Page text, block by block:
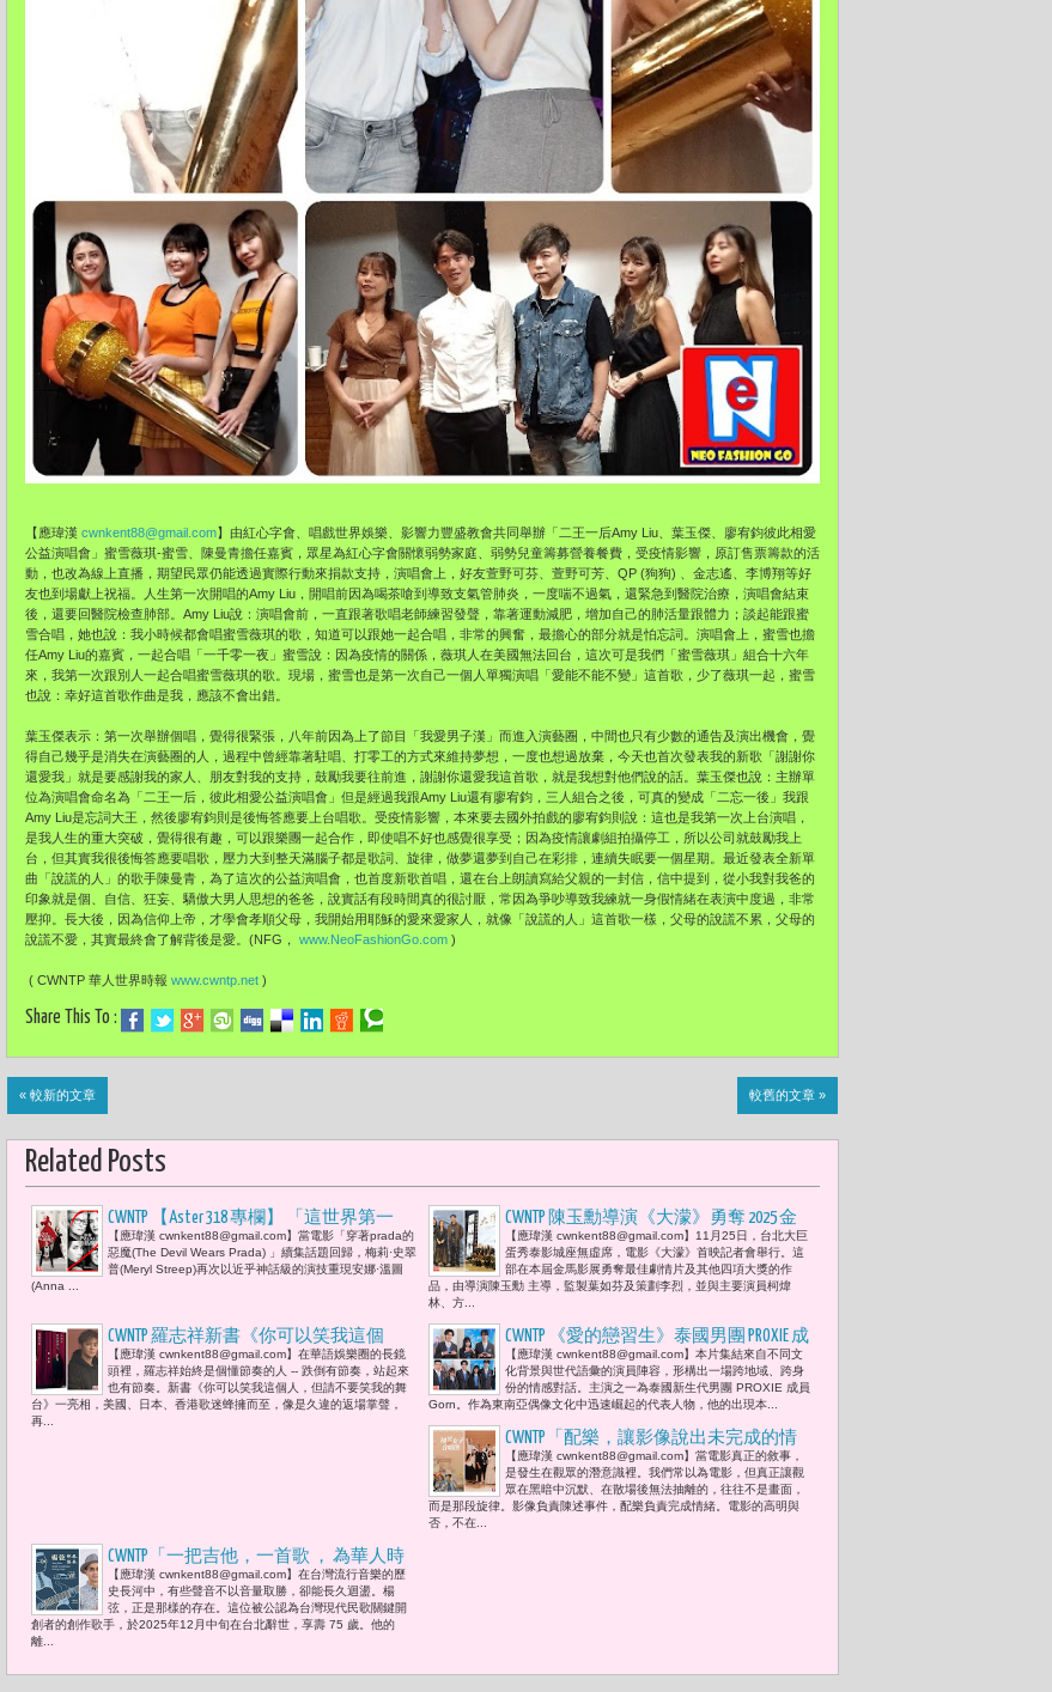
【應瑋漢 cwnkent88@gmail.com】由紅心字會、 唱戲世界娛樂、影響力豐盛教會共同舉辦「二王一后Amy Liu、葉玉傑、廖宥鈞彼此相愛
公益演唱會」蜜雪薇琪-蜜雪、 陳曼青擔任嘉賓，眾星為紅心字會關懷弱勢家庭、 弱勢兒童籌募營養餐費，受疫情影響，原訂售票籌款的活
動， 也改為線上直播，期望民眾仍能透過實際行動來捐款支持， 演唱會上，好友萱野可芬、萱野可芳、QP (狗狗) 、金志遙、李博翔等好
友也到場獻上祝福。人生第一次開唱的Amy Liu，開唱前因為喝茶嗆到導致支氣管肺炎，一度喘不過氣， 還緊急到醫院治療，演唱會結束
後，還要回醫院檢查肺部。Amy Liu說：演唱會前，一直跟著歌唱老師練習發聲，靠著運動減肥， 增加自己的肺活量跟體力；談起能跟蜜
雪合唱，她也說： 我小時候都會唱蜜雪薇琪的歌，知道可以跟她一起合唱， 非常的興奮，最擔心的部分就是怕忘詞。演唱會上， 蜜雪也擔
任Amy Liu的嘉賓，一起合唱「一千零一夜」蜜雪說：因為疫情的關係， 薇琪人在美國無法回台，這次可是我們「蜜雪薇琪」組合十六年
來， 我第一次跟別人一起合唱蜜雪薇琪的歌。現場， 蜜雪也是第一次自己一個人單獨演唱「愛能不能不變」這首歌， 少了薇琪一起，蜜雪
也說：幸好這首歌作曲是我，應該不會出錯。
葉玉傑表示：第一次舉辦個唱，覺得很緊張，八年前因為上了節目「 我愛男子漢」而進入演藝圈，中間也只有少數的通告及演出機會， 覺
得自己幾乎是消失在演藝圈的人，過程中曾經靠著駐唱、 打零工的方式來維持夢想，一度也想過放棄， 今天也首次發表我的新歌「謝謝你
還愛我」就是要感謝我的家人、
朋友對我的支持，鼓勵我要往前進，謝謝你還愛我這首歌， 就是我想對他們說的話。葉玉傑也說：主辦單
位為演唱會命名為「 二王一后，彼此相愛公益演唱會」但是經過我跟Amy Liu還有廖宥鈞，三人組合之後，可真的變成「二忘一後」 我跟
Amy Liu是忘詞大王，然後廖宥鈞則是後悔答應要上台唱歌。 受疫情影響，本來要去國外拍戲的廖宥鈞則說： 這也是我第一次上台演唱，
是我人生的重大突破，覺得很有趣， 可以跟樂團一起合作，即使唱不好也感覺很享受； 因為疫情讓劇組拍攝停工，所以公司就鼓勵我上
台， 但其實我很後悔答應要唱歌，壓力大到整天滿腦子都是歌詞、旋律， 做夢還夢到自己在彩排，連續失眠要一個星期。最近發表全新單
曲「 說謊的人」的歌手陳曼青，為了這次的公益演唱會， 也首度新歌首唱，還在台上朗讀寫給父親的一封信，信中提到， 從小我對我爸的
印象就是個、自信、狂妄、驕傲大男人思想的爸爸， 說實話有段時間真的很討厭， 常因為爭吵導致我練就一身假情緒在表演中度過，非常
壓抑。 長大後，因為信仰上帝，才學會孝順父母， 我開始用耶穌的愛來愛家人，就像「說謊的人」這首歌一樣， 父母的說謊不累，父母的
說謊不愛，其實最終會了解背後是愛。(NFG， www.NeoFashionGo.com )
( CWNTP 華人世界時報 www.cwntp.net )
Share This To :
« 較新的文章 較舊的文章 »
Related Posts
CWNTP 【Aster 318 專欄】 「這世界第一
次，有人對Vogue說不。」2026「台北時
裝周」與全球時尚權力的分手 但問題是
」回歸省思 我們該如何重新理解審美主
導權？
【應瑋漢 cwnkent88@gmail.com】當電影「穿著prada的
惡魔(The Devil Wears Prada) 」續集話題回歸，梅莉·史翠
普(Meryl Streep)再次以近乎神話級的演技重現安娜·溫圖
(Anna ...
CWNTP 陳玉勳導演《大濛》勇奪 2025 金
馬影展最佳劇情首映會 柯煒林、方郁
婷、9m88、曾敬驊、劉冠廷等同台亮相
票房破5億 李烈、葉如芬與9m88將穿上
憶與時代的回聲感人
【應瑋漢 cwnkent88@gmail.com】11月25日，台北大巨
蛋秀泰影城座無虛席，電影《大濛》首映記者會舉行。這
部在本屆金馬影展勇奪最佳劇情片及其他四項大獎的作
品，由導演陳玉勳 主導，監製葉如芬及策劃李烈，並與主要演員柯煒
林、方...
CWNTP 羅志祥新書《你可以笑我這個
人，但請不要笑我的舞台》簽書會 美
國、日本、香港歌迷蜂擁而至 「不是翻
身，而是誠實；不是回歸，而是繼
【應瑋漢 cwnkent88@gmail.com】在華語娛樂圈的長鏡
頭裡，羅志祥始終是個懂節奏的人 -- 跌倒有節奏，站起來
也有節奏。新書《你可以笑我這個人，但請不要笑我的舞
台》一亮相，美國、日本、香港歌迷蜂擁而至，像是久違的返場掌聲，
再...
CWNTP 《愛的戀習生》泰國男團 PROXIE 成
員 Gorn、許紫柔、于常祐、ANITA、
(BabyMint 成員) 粼粼、ROBERT 為電影揭開
序幕「真正困難的從來不是『愛上
誰』，而是『如何在不傷害他人』。」
【應瑋漢 cwnkent88@gmail.com】本片集結來自不同文
化背景與世代語彙的演員陣容，形構出一場跨地域、跨身
份的情感對話。主演之一為泰國新生代男團 PROXIE 成員
Gorn。作為東南亞偶像文化中迅速崛起的代表人物，他的出現本...
CWNTP「配樂，讓影像說出未完成的情
緒。」-- 由《陽光女子合唱團》談影像
與情緒差值。
【應瑋漢 cwnkent88@gmail.com】當電影真正的敘事，
是發生在觀眾的潛意識裡。我們常以為電影，但真正讓觀
眾在黑暗中沉默、在散場後無法抽離的，往往不是畫面，
而是那段旋律。影像負責陳述事件，配樂負責完成情緒。電影的高明與
否，不在...
CWNTP「一把吉他，一首歌 ， 為華人時
代定音。發音的覺醒，讓台灣第一次唱
出真正屬於自己的歌 」-- 楊弦辭世， 是
現代民歌起點回顧，亦是未完待續的文
【應瑋漢 cwnkent88@gmail.com】在台灣流行音樂的歷
史長河中，有些聲音不以音量取勝，卻能長久迴盪。楊
弦，正是那樣的存在。這位被公認為台灣現代民歌關鍵開
創者的創作歌手，於2025年12月中旬在台北辭世，享壽 75 歲。他的
離...